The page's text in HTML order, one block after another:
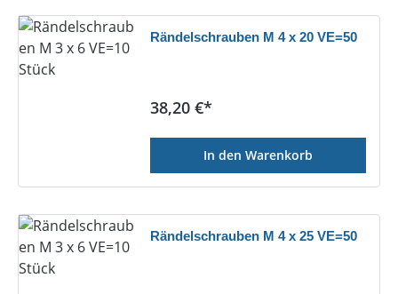
Rändelschrauben M 4 x 20 VE=50
Regulärer Preis:
38,20 €*
In den Warenkorb
Rändelschrauben M 4 x 25 VE=50